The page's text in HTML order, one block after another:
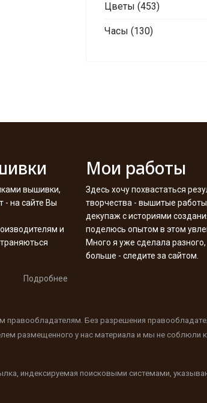
Цветы (453)
Часы (130)
вышивки,
- на сайте Вы
и
Подробнее
Мои работы
Здесь хочу похвастаться
творчества - вышитые
декупаж с историями
поделюсь опытом в этом
Много я уже сделала
больше - следите за сайтом.
Без разрешения
размещенного у нас материала и мы не соблюли
индексируемая поисковыми системами,